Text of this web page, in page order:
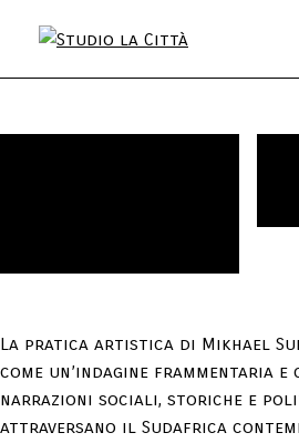
La pratica artistica di Mikhael
come un’indagine frammentaria
narrazioni sociali, storiche e
attraversano il Sudafrica